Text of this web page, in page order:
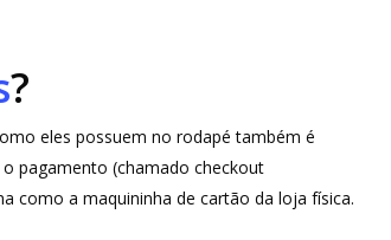
?
eles possuem no rodapé também é
pagamento (chamado checkout
como a maquininha de cartão da loja física.